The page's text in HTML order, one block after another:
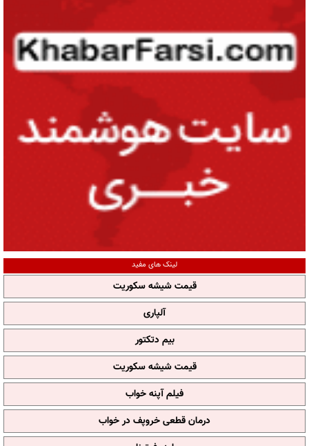
لینک های مفید
قیمت شیشه سکوریت
آلپاری
بیم دتکتور
قیمت شیشه سکوریت
فیلم آپنه خواب
درمان قطعی خروپف در خواب